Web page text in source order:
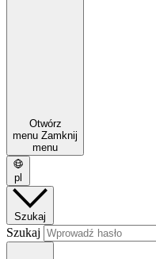
Otwórz
menu Zamknij
menu
pl
Szukaj
Szukaj